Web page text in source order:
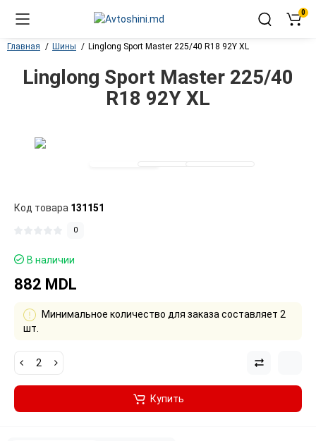
0
Главная Шины Linglong Sport Master 225/40 R18 92Y XL
Linglong Sport Master 225/40
R18 92Y XL
Код товара 131151
0
В наличии
882 MDL
Минимальное количество для заказа составляет 2
шт.
Купить